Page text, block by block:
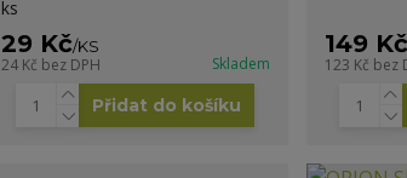
ks
29 Kč/KS
24 Kč bez DPH Skladem
Přidat do košíku
149 Kč
123 Kč bez